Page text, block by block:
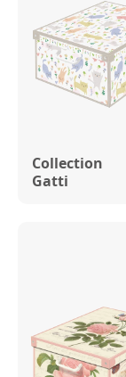
Collection
Gatti